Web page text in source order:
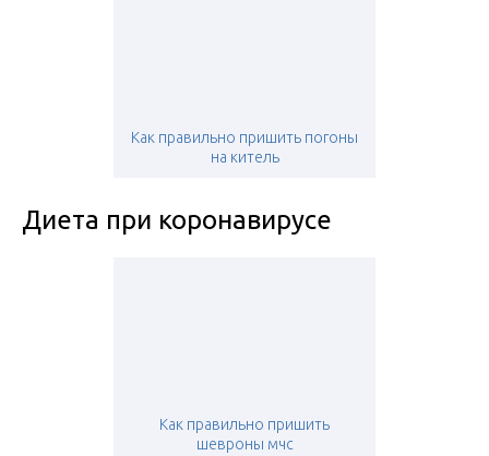
Как правильно пришить погоны
на китель
Диета при коронавирусе
Как правильно пришить
шевроны мчс